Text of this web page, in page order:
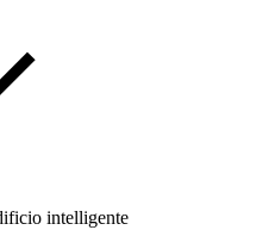
intelligente